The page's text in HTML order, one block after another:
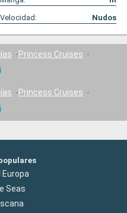
Velocidad: Nudos
Princess Cruises
Princess Cruises
Europa
Seas